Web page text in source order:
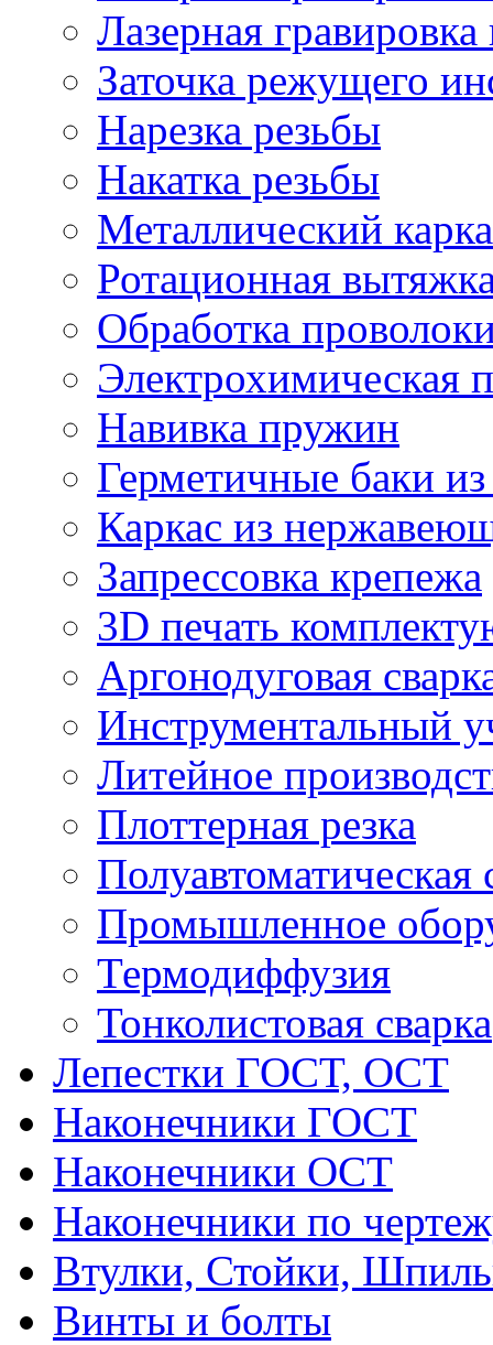
Лазерная
Заточка режущего
Нарезка резьбы
Накатка резьбы
Металлический
Ротационная
Обработка
Электрохимическая
Навивка пружин
Герметичные баки
Каркас из
Запрессовка крепежа
3D печать
Аргонодуговая
Инструментальный
Литейное
Плоттерная резка
Полуавтоматическая
Промышленное
Термодиффузия
Тонколистовая сварка
Лепестки ГОСТ, ОСТ
Наконечники ГОСТ
Наконечники ОСТ
Наконечники по
Втулки, Стойки,
Винты и болты